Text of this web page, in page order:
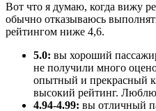
Вот что я думаю, когда вижу
обычно отказываюсь
рейтингом ниже 4,6.
5.0: вы хороший
не получили много
опытный и прекрасный
высокий рейтинг.
4.94-4.99: вы отличный